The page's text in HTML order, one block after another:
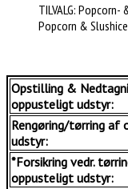
TILVALG: Popcorn-
Popcorn &
Opstilling &
oppusteligt udstyr:
Rengøring/tørring af
udstyr:
*Forsikring vedr.
oppusteligt udstyr: